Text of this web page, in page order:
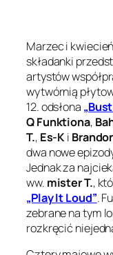
Marzec i
składanki
artystów
wytwórnią
12. odsłona
Q Funktiona,
T., Es-Ki
dwa nowe
Jednak za
ww. mister T.,
„Play It Loud”.
zebrane na tym
rozkręcić